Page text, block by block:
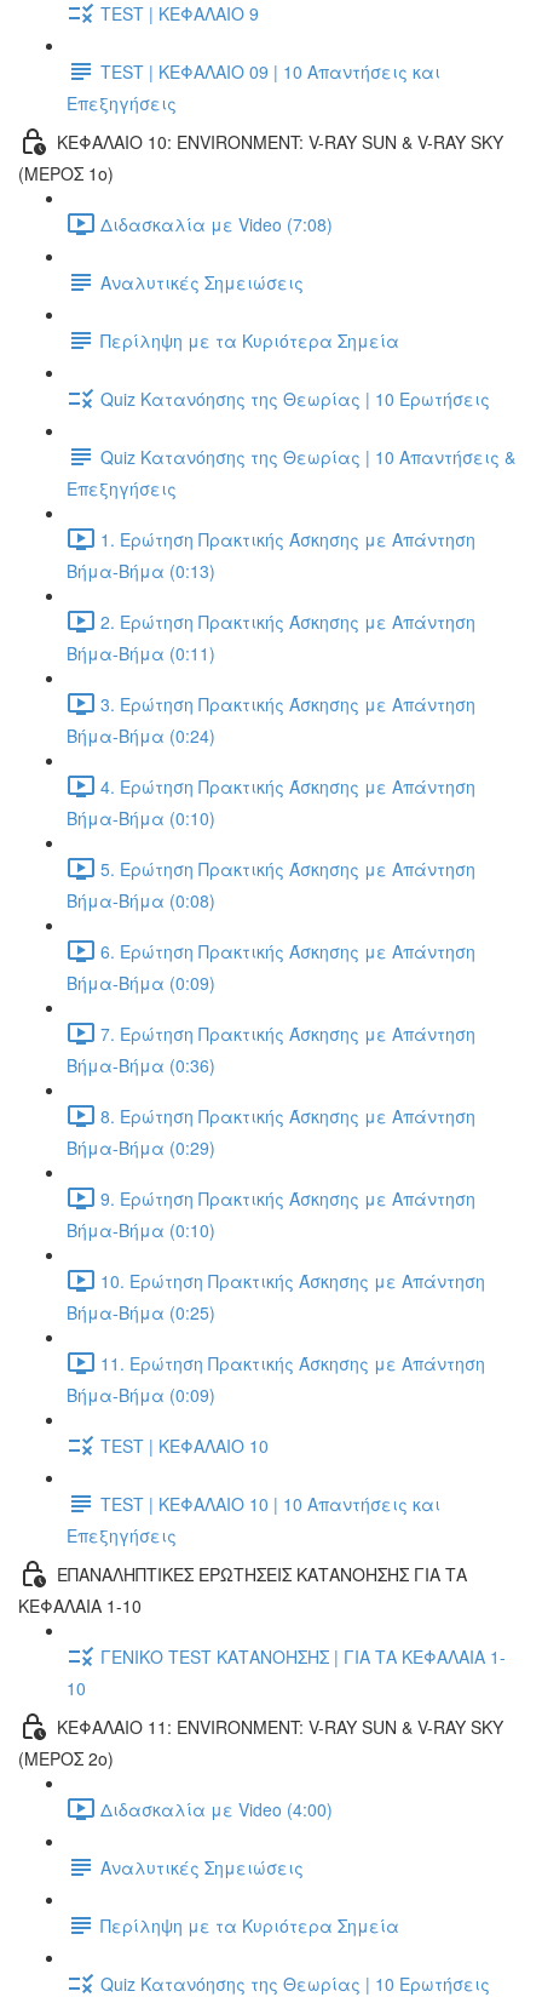
TEST | ΚΕΦΑΛΑΙΟ 9
TEST | ΚΕΦΑΛΑΙΟ 09 | 10 Απαντήσεις και
Επεξηγήσεις
ΚΕΦΑΛΑΙΟ 10: ENVIRONMENT: V-RAY SUN & V-RAY SKY
(ΜΕΡΟΣ 1ο)
Διδασκαλία με Video (7:08)
Αναλυτικές Σημειώσεις
Περίληψη με τα Κυριότερα Σημεία
Quiz Κατανόησης της Θεωρίας | 10 Ερωτήσεις
Quiz Κατανόησης της Θεωρίας | 10 Απαντήσεις &
Επεξηγήσεις
1. Ερώτηση Πρακτικής Άσκησης με Απάντηση
Βήμα-Βήμα (0:13)
2. Ερώτηση Πρακτικής Άσκησης με Απάντηση
Βήμα-Βήμα (0:11)
3. Ερώτηση Πρακτικής Άσκησης με Απάντηση
Βήμα-Βήμα (0:24)
4. Ερώτηση Πρακτικής Άσκησης με Απάντηση
Βήμα-Βήμα (0:10)
5. Ερώτηση Πρακτικής Άσκησης με Απάντηση
Βήμα-Βήμα (0:08)
6. Ερώτηση Πρακτικής Άσκησης με Απάντηση
Βήμα-Βήμα (0:09)
7. Ερώτηση Πρακτικής Άσκησης με Απάντηση
Βήμα-Βήμα (0:36)
8. Ερώτηση Πρακτικής Άσκησης με Απάντηση
Βήμα-Βήμα (0:29)
9. Ερώτηση Πρακτικής Άσκησης με Απάντηση
Βήμα-Βήμα (0:10)
10. Ερώτηση Πρακτικής Άσκησης με Απάντηση
Βήμα-Βήμα (0:25)
11. Ερώτηση Πρακτικής Άσκησης με Απάντηση
Βήμα-Βήμα (0:09)
TEST | ΚΕΦΑΛΑΙΟ 10
TEST | ΚΕΦΑΛΑΙΟ 10 | 10 Απαντήσεις και
Επεξηγήσεις
ΕΠΑΝΑΛΗΠΤΙΚΕΣ ΕΡΩΤΗΣΕΙΣ ΚΑΤΑΝΟΗΣΗΣ ΓΙΑ ΤΑ
ΚΕΦΑΛΑΙΑ 1-10
ΓΕΝΙΚΟ TEST ΚΑΤΑΝΟΗΣΗΣ | ΓΙΑ ΤΑ ΚΕΦΑΛΑΙΑ 1-
10
ΚΕΦΑΛΑΙΟ 11: ENVIRONMENT: V-RAY SUN & V-RAY SKY
(ΜΕΡΟΣ 2ο)
Διδασκαλία με Video (4:00)
Αναλυτικές Σημειώσεις
Περίληψη με τα Κυριότερα Σημεία
Quiz Κατανόησης της Θεωρίας | 10 Ερωτήσεις